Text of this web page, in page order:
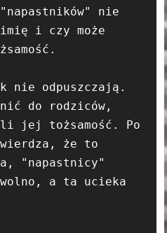
nie
i czy może
nie odpuszczają.
do rodziców,
jej tożsamość. Po
że to
"napastnicy"
wolno, a ta ucieka